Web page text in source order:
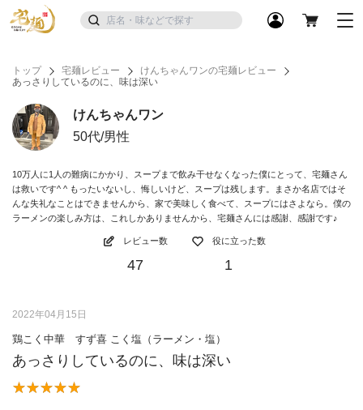
トップ 宅麺レビュー
けんちゃんワンの宅麺レビュー
あっさりしているのに、味は深い
けんちゃんワン
50代/男性
10万人に1人の難病にかかり、スープまで飲み干せなくなった僕にとって、宅麺さん
は救いです^ ^ もったいないし、悔しいけど、スープは残します。まさか名店ではそ
んな失礼なことはできませんから、家で美味しく食べて、スープにはさよなら。僕の
ラーメンの楽しみ方は、これしかありませんから、宅麺さんには感謝、感謝です♪
レビュー数
47
役に立った数
1
2022年04月15日
鶏こく中華 すず喜 こく塩（ラーメン・塩）
あっさりしているのに、味は深い